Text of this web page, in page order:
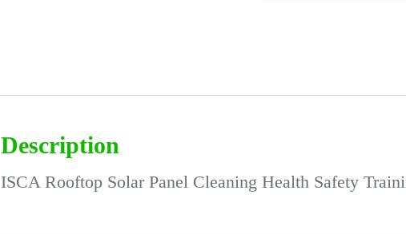
Description
ISCA Rooftop Solar Panel Cleaning Health Safety